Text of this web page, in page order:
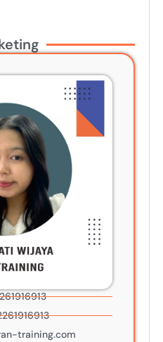
training.com